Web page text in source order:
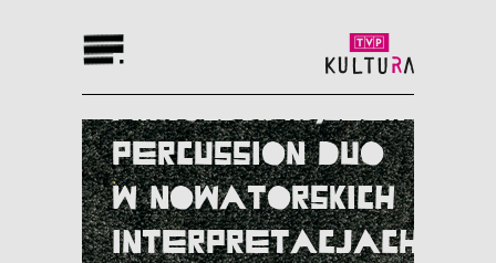
Ego.
Arnold&Frączek
Percussion Duo
w nowatorskich
interpretacjach